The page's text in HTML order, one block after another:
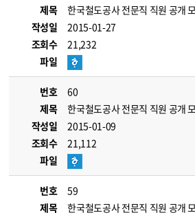
제목
한국철도공사 전문직 직원 공개
작성일
2015-01-27
조회수
21,232
파일
번호
60
제목
한국철도공사 전문직 직원 공개
작성일
2015-01-09
조회수
21,112
파일
번호
59
제목
한국철도공사 전문직 직원 공개